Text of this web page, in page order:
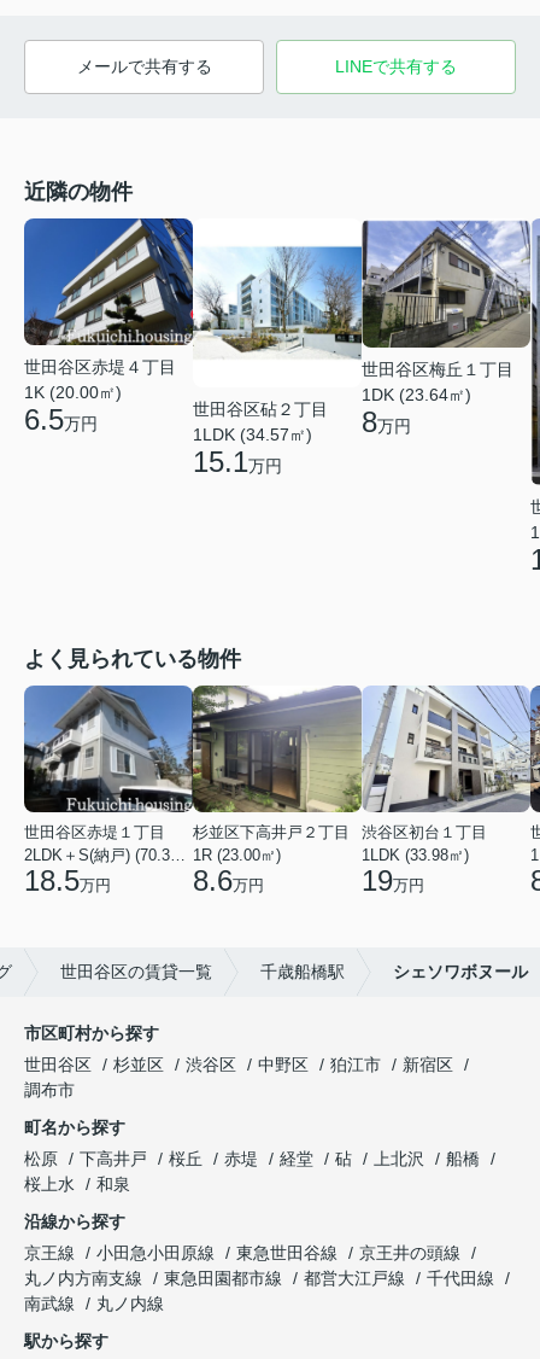
メールで共有する LINEで共有する
近隣の物件
世田谷区赤堤４丁目
1K (20.00㎡)
6.5万円
世田谷区砧２丁目
1LDK (34.57㎡)
15.1万円
世田谷区梅丘１丁目
1DK (23.64㎡)
8万円
よく見られている物件
世田谷区赤堤１丁目
2LDK＋S(納戸) (70.38㎡)
18.5万円
杉並区下高井戸２丁目
1R (23.00㎡)
8.6万円
渋谷区初台１丁目
1LDK (33.98㎡)
19万円
世田谷区の賃貸一覧 千歳船橋駅 シェソワボヌール
市区町村から探す
世田谷区
杉並区 渋谷区 中野区 狛江市
新宿区
調布市
町名から探す
松原
下高井戸 桜丘 赤堤 経堂 砧 上北沢
船橋
桜上水
和泉
沿線から探す
京王線
小田急小田原線 東急世田谷線
京王井の頭線
丸ノ内方南支線
東急田園都市線 都営大江戸線
千代田線
南武線
丸ノ内線
駅から探す